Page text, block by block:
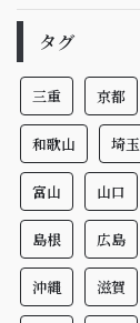
タグ
三重 京都
和歌山 埼玉
富山 山口
島根 広島
沖縄 滋賀